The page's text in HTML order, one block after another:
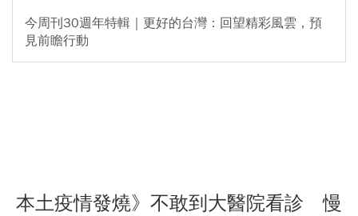
今周刊30週年特輯｜更好的台灣：回望精彩風雲，預
見前瞻行動
本土疫情發燒》不敢到大醫院看診 慢